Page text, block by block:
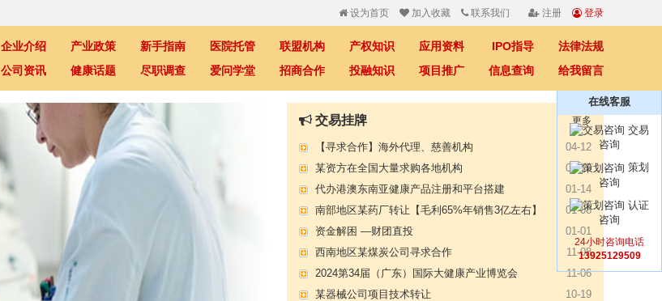
设为首页 加入收藏 联系我们 注册 登录
企业介绍 产业政策 新手指南 医院托管 联盟机构 产权知识 应用资料 IPO指导
法律法规
公司资讯 健康话题 尽职调查 爱问学堂 招商合作 投融知识 项目推广 信息查询 给我留言
更多
交易挂牌
07-09
【专注投资】城投 交投 建投等国企项目合作
04-12
【寻求合作】海外代理、慈善机构
02-19
某资方在全国大量求购各地机构
01-14
代办港澳东南亚健康产品注册和平台搭建
01-08
南部地区某药厂转让【毛利65%年销售3亿左右】
01-01
资金解困 —财团直投
11-08
西南地区某煤炭公司寻求合作
11-06
2024第34届（广东）国际大健康产业博览会
10-19
某器械公司项目技术转让
10-13
#冠心病养生素口服液项目招商或寻求技术转让
在线客服
交易
咨询
策划
咨询
认证
咨询
24小时咨询电话
13925129509